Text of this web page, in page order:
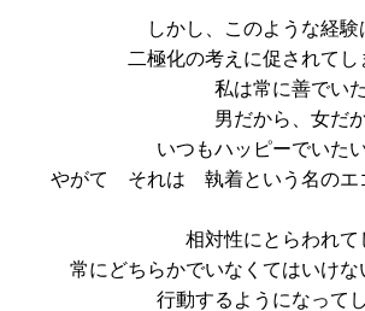
しかし、このような経験
二極化の考えに促されてし
私は常に善でいた
男だから、女だか
いつもハッピーでいた
やがて それは 執着という名のエ
相対性にとらわれて
常にどちらかでいなくてはいけ
行動するようになって